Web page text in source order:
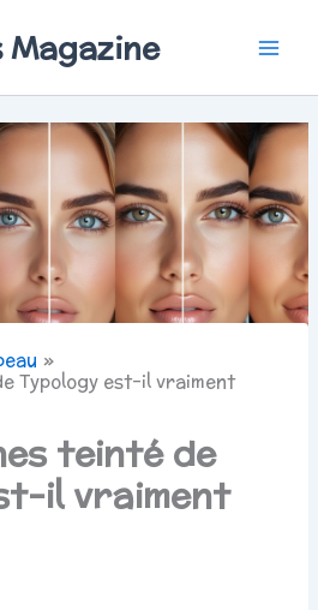
Typology est-il vraiment
teinté de
il vraiment